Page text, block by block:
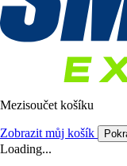
Mezisoučet košíku
Zobrazit můj košík
Loading...